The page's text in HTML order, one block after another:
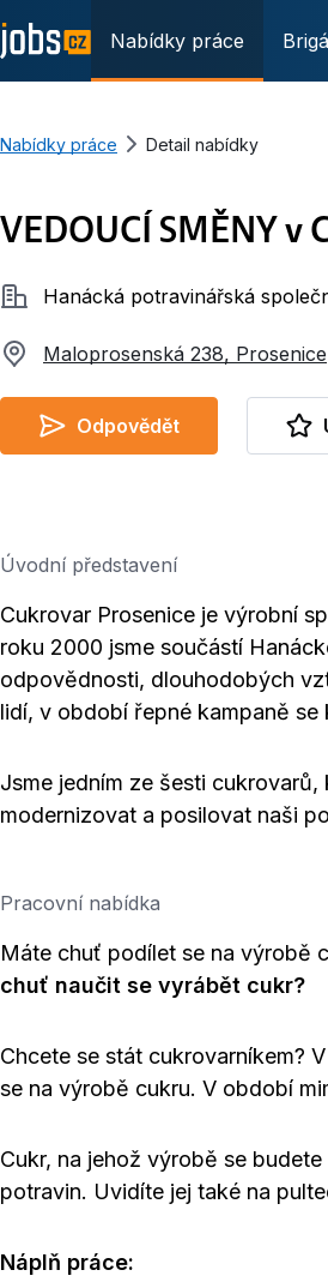
Nabídky práce
Nabídky práce Detail nabídky
VEDOUCÍ SMĚNY v
SpolečnostHanácká potravinářská
Maloprosenská 238, Prosenice
Odpovědět
Úvodní představení
Cukrovar Prosenice je výrobní
roku 2000 jsme součástí
odpovědnosti, dlouhodobých
lidí, v období řepné kampaně
Jsme jedním ze šesti
modernizovat a posilovat naši
Pracovní nabídka
Máte chuť podílet se na výrobě
chuť naučit se vyrábět cukr?
Chcete se stát cukrovarníkem?
se na výrobě cukru. V období
Cukr, na jehož výrobě se
potravin. Uvidíte jej také na
Náplň práce: